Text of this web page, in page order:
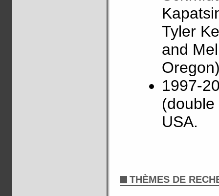
Tyler
and
1997-
USA.
THÈMES DE